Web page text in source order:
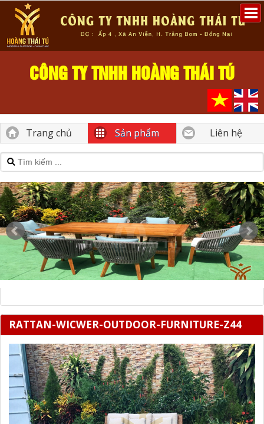
CÔNG TY TNHH HOÀNG THÁI TÚ
Trang chủ Sản phẩm Liên hệ
RATTAN-WICWER-OUTDOOR-FURNITURE-Z44